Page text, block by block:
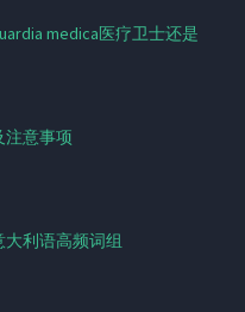
medica医疗卫士还是
注意事项
利语高频词组